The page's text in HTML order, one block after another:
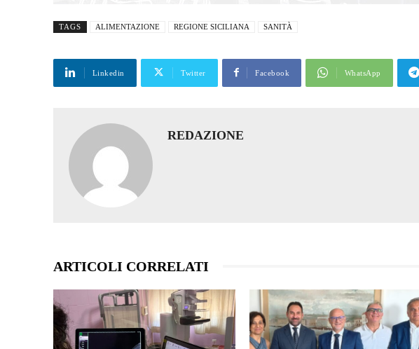
TAGS ALIMENTAZIONE REGIONE SICILIANA SANITÀ
Linkedin Twitter Facebook WhatsApp
REDAZIONE
ARTICOLI CORRELATI